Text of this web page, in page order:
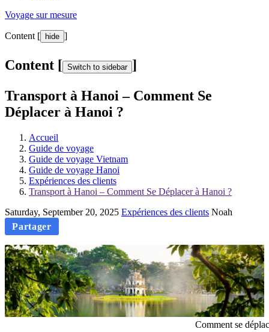
Voyage sur mesure
Content [ hide ]
Content [ Switch to sidebar ]
Transport à Hanoi – Comment Se
Déplacer à Hanoi ?
Accueil
Guide de voyage
Guide de voyage Vietnam
Guide de voyage Hanoi
Expériences des clients
Transport à Hanoi – Comment Se Déplacer à Hanoi ?
Saturday, September 20, 2025 Expériences des clients Noah
Partager
Comment se